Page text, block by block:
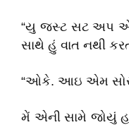
“યુ જસ્ટ સટ અપ
સાથે હું વાત નથી
“ઓકે. આઇ એમ
મેં એની સામે જોયું